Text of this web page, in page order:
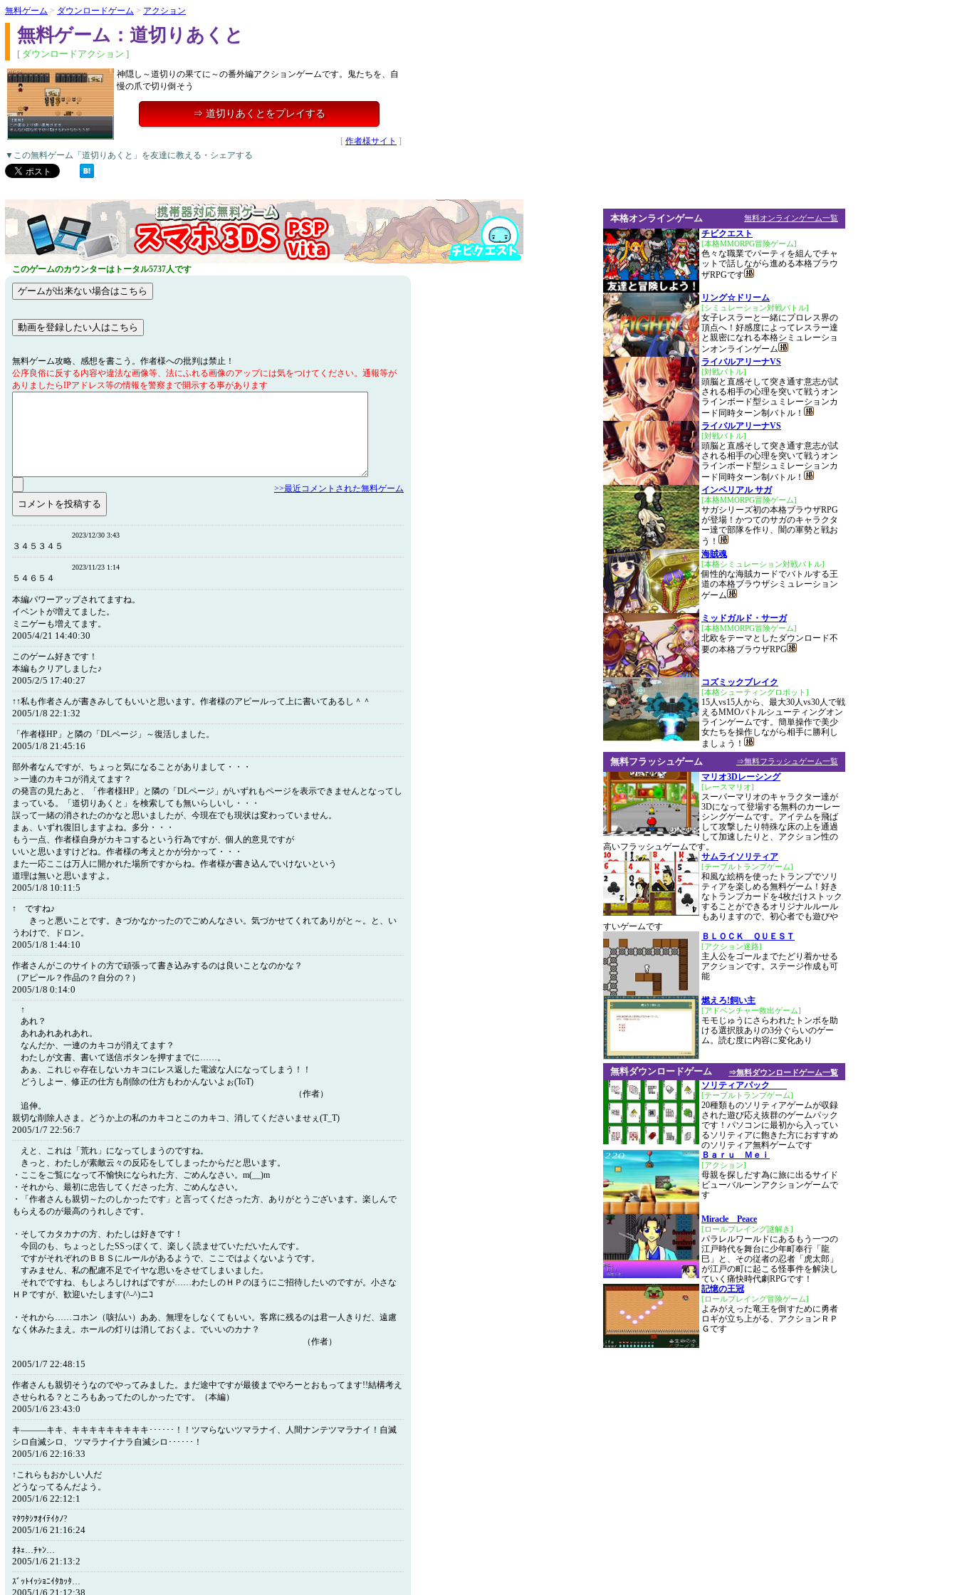
無料ゲーム > ダウンロードゲーム > アクション
無料ゲーム：道切りあくと
[ ダウンロードアクション ]
神隠し～道切りの果てに～の番外編アクションゲームです。鬼たちを、自
慢の爪で切り倒そう
⇒ 道切りあくとをプレイする
[ 作者様サイト ]
▼この無料ゲーム「道切りあくと」を友達に教える・シェアする
このゲームのカウンターはトータル5737人です
無料ゲーム攻略、感想を書こう。作者様への批判は禁止！
公序良俗に反する内容や違法な画像等、法にふれる画像のアップには気をつけてください。通報等が
ありましたらIPアドレス等の情報を警察まで開示する事があります
>>最近コメントされた無料ゲーム
2023/12/30 3:43
３４５３４５
2023/11/23 1:14
５４６５４
本編パワーアップされてますね。
イベントが増えてました。
ミニゲーも増えてます。
2005/4/21 14:40:30
このゲーム好きです！
本編もクリアしました♪
2005/2/5 17:40:27
↑↑私も作者さんが書きみしてもいいと思います。作者様のアピールって上に書いてあるし＾＾
2005/1/8 22:1:32
「作者様HP」と隣の「DLページ」～復活しました。
2005/1/8 21:45:16
部外者なんですが、ちょっと気になることがありまして・・・
＞一連のカキコが消えてます？
の発言の見たあと、「作者様HP」と隣の「DLページ」がいずれもページを表示できませんとなってし
まっている。「道切りあくと」を検索しても無いらしいし・・・
誤って一緒の消されたのかなと思いましたが、今現在でも現状は変わっていません。
まぁ、いずれ復旧しますよね。多分・・・
もう一点、作者様自身がカキコするという行為ですが、個人的意見ですが
いいと思いますけどね。作者様の考えとかが分かって・・・
また一応ここは万人に開かれた場所ですからね。作者様が書き込んでいけないという
道理は無いと思いますよ。
2005/1/8 10:11:5
↑ ですね♪
きっと悪いことです。きづかなかったのでごめんなさい。気づかせてくれてありがと～。と、い
うわけで、ドロン。
2005/1/8 1:44:10
作者さんがこのサイトの方で頑張って書き込みするのは良いことなのかな？
（アピール？作品の？自分の？）
2005/1/8 0:14:0
↑
あれ？
あれあれあれあれ。
なんだか、一連のカキコが消えてます？
わたしが文書、書いて送信ボタンを押すまでに……。
あぁ、これじゃ存在しないカキコにレス返した電波な人になってしまう！！
どうしよー、修正の仕方も削除の仕方もわかんないよぉ(ToT)
（作者）
追伸。
親切な削除人さま。どうか上の私のカキコとこのカキコ、消してくださいませぇ(T_T)
2005/1/7 22:56:7
えと、これは「荒れ」になってしまうのですね。
きっと、わたしが素敵云々の反応をしてしまったからだと思います。
・ここをご覧になって不愉快になられた方、ごめんなさい。m(__)m
・それから、最初に忠告してくださった方、ごめんなさい。
・「作者さんも親切～たのしかったです」と言ってくださった方、ありがとうございます。楽しんで
もらえるのが最高のうれしさです。
・そしてカタカナの方、わたしは好きです！
今回のも、ちょっとしたSSっぽくて、楽しく読ませていただいたんです。
ですがそれぞれのＢＢＳにルールがあるようで、ここではよくないようです。
すみません、私の配慮不足でイヤな思いをさせてしまいました。
それでですね、もしよろしければですが……わたしのＨＰのほうにご招待したいのですが。小さな
ＨＰですが、歓迎いたします(^-^)ニｺ
・それから……コホン（咳払い）ああ、無理をしなくてもいい。客席に残るのは君一人きりだ、遠慮
なく休みたまえ。ホールの灯りは消しておくよ。でいいのカナ？
（作者）
2005/1/7 22:48:15
作者さんも親切そうなのでやってみました。まだ途中ですが最後までやろーとおもってます!!結構考え
させられる？ところもあってたのしかったです。（本編）
2005/1/6 23:43:0
キ―――キキ、キキキキキキキキキ･･････！！ツマらないツマラナイ、人間ナンテツマラナイ！自滅
シロ自滅シロ、 ツマラナイナラ自滅シロ･･････！
2005/1/6 22:16:33
↑これらもおかしい人だ
どうなってるんだよう。
2005/1/6 22:12:1
ﾏﾀﾜﾀｼｦｵｲﾃｲｸﾉ?
2005/1/6 21:16:24
ｵﾈｪ…ﾁｬﾝ…
2005/1/6 21:13:2
ｽﾞｯﾄｲｯｼｮﾆｲﾀｶｯﾀ…
2005/1/6 21:12:38
無料オンラインゲーム一覧
本格オンラインゲーム
チビクエスト
[本格MMORPG冒険ゲーム]
色々な職業でパーティを組んでチャ
ットで話しながら進める本格ブラウ
ザRPGです
リング☆ドリーム
[シミュレーション対戦バトル]
女子レスラーと一緒にプロレス界の
頂点へ！好感度によってレスラー達
と親密になれる本格シミュレーショ
ンオンラインゲーム
ライバルアリーナVS
[対戦バトル]
頭脳と直感そして突き通す意志が試
される相手の心理を突いて戦うオン
ラインボード型シュミレーションカ
ード同時ターン制バトル！
ライバルアリーナVS
[対戦バトル]
頭脳と直感そして突き通す意志が試
される相手の心理を突いて戦うオン
ラインボード型シュミレーションカ
ード同時ターン制バトル！
インペリアル サガ
[本格MMORPG冒険ゲーム]
サガシリーズ初の本格ブラウザRPG
が登場！かつてのサガのキャラクタ
ー達で部隊を作り、闇の軍勢と戦お
う！
海賊魂
[本格シミュレーション対戦バトル]
個性的な海賊カードでバトルする王
道の本格ブラウザシミュレーション
ゲーム
ミッドガルド・サーガ
[本格MMORPG冒険ゲーム]
北欧をテーマとしたダウンロード不
要の本格ブラウザRPG
コズミックブレイク
[本格シューティングロボット]
15人vs15人から、最大30人vs30人で戦
えるMMOバトルシューティングオン
ラインゲームです。簡単操作で美少
女たちを操作しながら相手に勝利し
ましょう！
⇒無料フラッシュゲーム一覧
無料フラッシュゲーム
マリオ3Dレーシング
[レースマリオ]
スーパーマリオのキャラクター達が
3Dになって登場する無料のカーレー
シングゲームです。アイテムを飛ば
して攻撃したり特殊な床の上を通過
して加速したりと、アクション性の
高いフラッシュゲームです。
サムライソリティア
[テーブルトランプゲーム]
和風な絵柄を使ったトランプでソリ
ティアを楽しめる無料ゲーム！好き
なトランプカードを4枚だけストック
することができるオリジナルルール
もありますので、初心者でも遊びや
すいゲームです
ＢＬＯＣＫ ＱＵＥＳＴ
[アクション迷路]
主人公をゴールまでたどり着かせる
アクションです。ステージ作成も可
能
燃えろ!飼い主
[アドベンチャー救出ゲーム]
モモじゅうにさらわれたトンボを助
ける選択肢ありの3分ぐらいのゲー
ム。読む度に内容に変化あり
⇒無料ダウンロードゲーム一覧
無料ダウンロードゲーム
ソリティアパック
[テーブルトランプゲーム]
20種類ものソリティアゲームが収録
された遊び応え抜群のゲームパック
です！パソコンに最初から入ってい
るソリティアに飽きた方におすすめ
のソリティア無料ゲームです
Ｂａｒｕ Ｍｅｉ
[アクション]
母親を探しだす為に旅に出るサイド
ビューバルーンアクションゲームで
す
Miracle Peace
[ロールプレイング謎解き]
パラレルワールドにあるもう一つの
江戸時代を舞台に少年町奉行「龍
巳」と、その従者の忍者「虎太郎」
が江戸の町に起こる怪事件を解決し
ていく痛快時代劇RPGです！
記憶の王冠
[ロールプレイング冒険ゲーム]
よみがえった竜王を倒すために勇者
ロギが立ち上がる、アクションＲＰ
Ｇです